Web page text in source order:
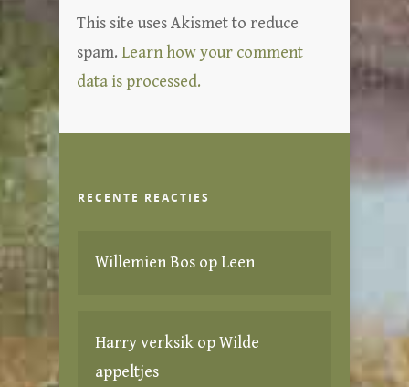
This site uses Akismet to reduce
spam. Learn how your comment
data is processed.
RECENTE REACTIES
Willemien Bos opLeen
Harry verksik opWilde
appeltjes